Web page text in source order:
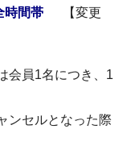
時間帯
【変更
会員1名につき、1
ンセルとなった際